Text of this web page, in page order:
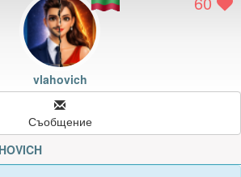
vlahovich
Съобщение